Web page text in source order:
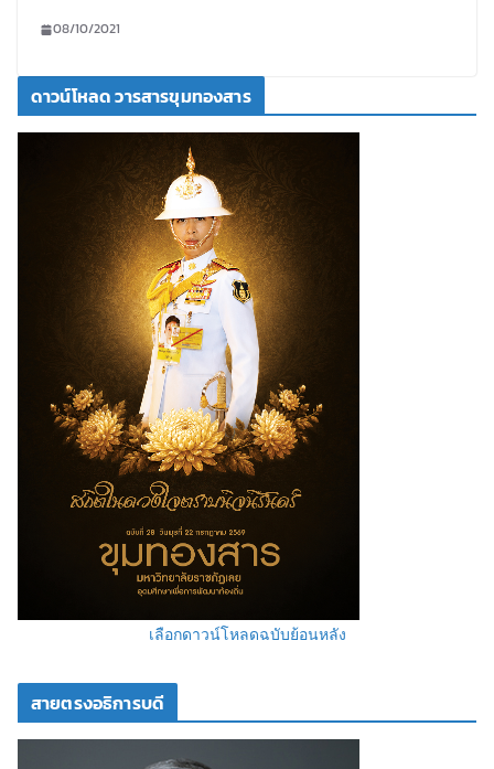
08/10/2021
ดาวน์โหลด วารสารขุมทองสาร
เลือกดาวน์โหลดฉบับย้อนหลัง
สายตรงอธิการบดี